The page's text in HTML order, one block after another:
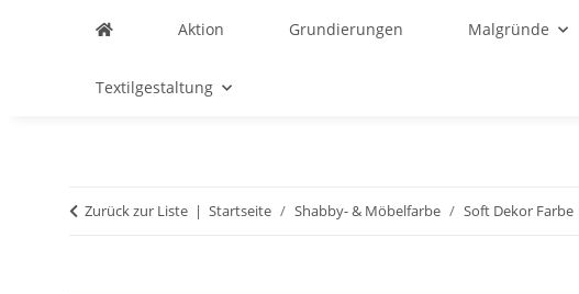
Aktion Grundierungen Malgründe
Textilgestaltung
Zurück zur Liste Startseite Shabby- & Möbelfarbe Soft Dekor Farbe